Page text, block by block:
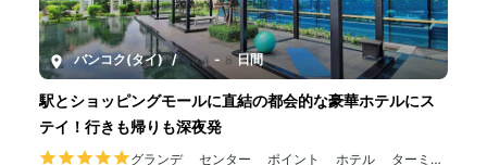
バンコク(タイ) / 4-8日間
駅とショッピングモールに直結の都会的な豪華ホテルにス
テイ！行きも帰りも深夜発
グランデ センター ポイント ホテル ターミナ